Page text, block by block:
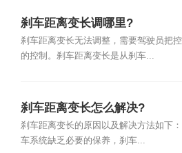
刹车距离变长调哪里?
刹车距离变长无法调整，需要驾驶员把
的控制。刹车距离变长是从刹车...
刹车距离变长怎么解决?
刹车距离变长的原因以及解决方法如下
车系统缺乏必要的保养，刹车...